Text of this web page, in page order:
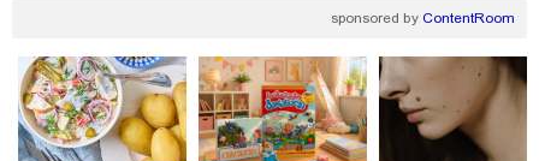
რამ გამოწვია საქართველოს
ელექტროენერგეტიკული სისტემის
სრული გათიშვა - რა დეტალები
ხდება ცნობილი?
sponsored by ContentRoom